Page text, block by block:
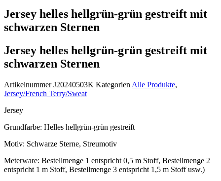
Jersey helles hellgrün-grün gestreift mit
schwarzen Sternen
Jersey helles hellgrün-grün gestreift mit
schwarzen Sternen
ArtikelnummerJ20240503K Kategorien Alle Produkte,
Jersey/French Terry/Sweat
Jersey
Grundfarbe: Helles hellgrün-grün gestreift
Motiv: Schwarze Sterne, Streumotiv
Meterware: Bestellmenge 1 entspricht 0,5 m Stoff, Bestellmenge 2
entspricht 1 m Stoff, Bestellmenge 3 entspricht 1,5 m Stoff usw.)